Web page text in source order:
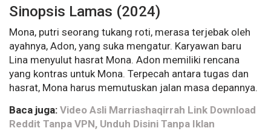
Sinopsis Lamas (2024)
Mona, putri seorang tukang roti, merasa terjebak oleh
ayahnya, Adon, yang suka mengatur. Karyawan baru
Lina menyulut hasrat Mona. Adon memiliki rencana
yang kontras untuk Mona. Terpecah antara tugas dan
hasrat, Mona harus memutuskan jalan masa depannya.
Baca juga: Video Asli Marriashaqirrah Link Download
Reddit Tanpa VPN, Unduh Disini Tanpa Iklan